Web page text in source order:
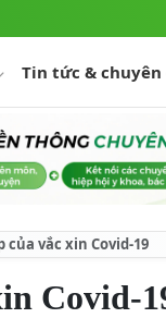
Tin tức & chuyên
của vắc xin Covid-19
Covid-